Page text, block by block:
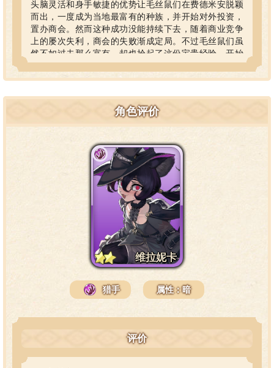
头脑灵活和身手敏捷的优势让毛丝鼠们在费德米安脱颖
而出，一度成为当地最富有的种族，并开始对外投资，
置办商会。然而这种成功没能持续下去，随着商业竞争
上的屡次失利，商会的失败渐成定局。不过毛丝鼠们虽
然不如过去那么富有，却也拾起了这份宝贵经验，开始
朝不同领域再度进发。
维拉妮卡从小便以先人的智慧和自己毛丝鼠一族的身份
因此她开始以家族继承者自居，呼吁族人振兴家族。但
族人们早已承认并正视了自身的败北，没人与维拉妮卡
抱有相同看法，于是不肯放弃的维拉妮卡倔强地踏上了
猎魔人这一职业其实与振兴商会关系不大，维拉妮卡会
选择加入仅仅只是因为想要通过这种艰难而危险的职业
来证明自己，证明自己能够做到所有人都不看好的事。
她花费了比常人更加辛苦的锻炼，最终弥补了体型上的
劣势，加入了猎魔人的行列当中，之后更是结识了坎蒂
丝与莉拉，组成了属于自己的猎魔人的队伍。
角色评价
维拉妮卡
猎手 属性：暗
评价